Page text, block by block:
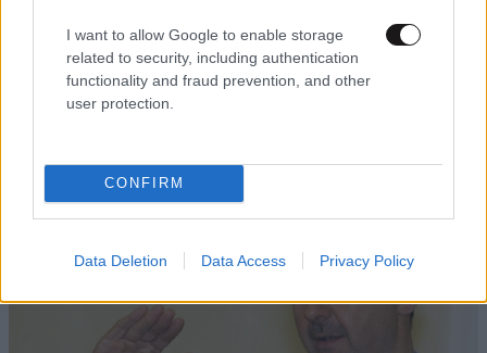
I want to allow Google to enable storage
related to security, including authentication
functionality and fraud prevention, and other
user protection.
CONFIRM
Data Deletion Data Access Privacy Policy
ΔΙΑΤΡΟΦΗ08·08·2026 08:30
Ογκολόγοι προειδοποιούν: Αυτές οι τροφές,
περνούν απαρατήρητες, αλλά καλό είναι να τις